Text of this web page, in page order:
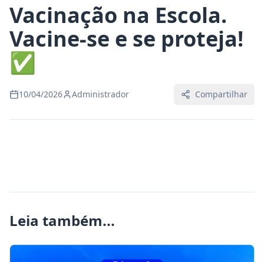
Vacinação na Escola.
Vacine-se e se proteja!
✅
10/04/2026 Administrador Compartilhar
Leia também...